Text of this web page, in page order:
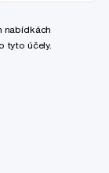
nabídkách
tyto účely.